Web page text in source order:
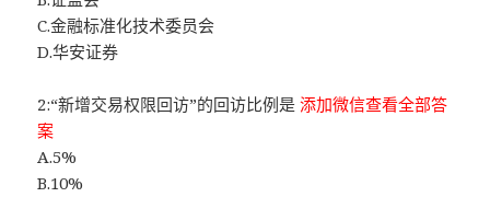
C.金融标准化技术委员会
D.华安证券
2:“新增交易权限回访”的回访比例是添加微信查看全部答
案
A.5%
B.10%